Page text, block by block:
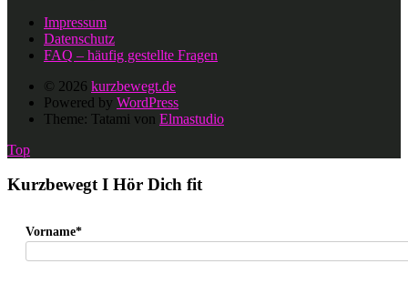
Impressum
Datenschutz
FAQ – häufig gestellte Fragen
© 2026 kurzbewegt.de
Powered by WordPress
Theme: Tatami von Elmastudio
Top
Kurzbewegt I Hör Dich fit
Vorname*